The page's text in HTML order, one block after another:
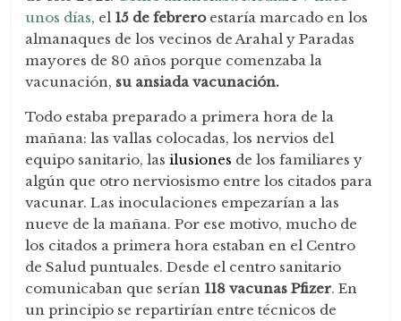
unos días, el 15 de febreroestaría marcado en los
almanaques de los vecinos de Arahal y Paradas
mayores de 80 años porque comenzaba la
vacunación, su ansiada vacunación.
Todo estaba preparado a primera hora de la
mañana: las vallas colocadas, los nervios del
equipo sanitario, lasilusiones de los familiares y
algún que otro nerviosismo entre los citados para
vacunar. Las inoculaciones empezarían a las
nueve de la mañana. Por ese motivo, mucho de
los citados a primera hora estaban en el Centro
de Salud puntuales. Desde el centro sanitario
comunicaban que serían 118 vacunas Pfizer. En
un principio se repartirían entre técnicos de